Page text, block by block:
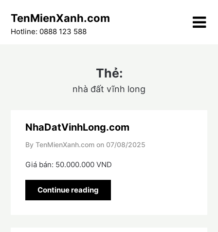
content
TenMienXanh.com
Hotline: 0888 123 588
Thẻ:
nhà đất vĩnh long
NhaDatVinhLong.com
By TenMienXanh.com on 07/08/2025
Giá bán: 50.000.000 VND
Continue reading